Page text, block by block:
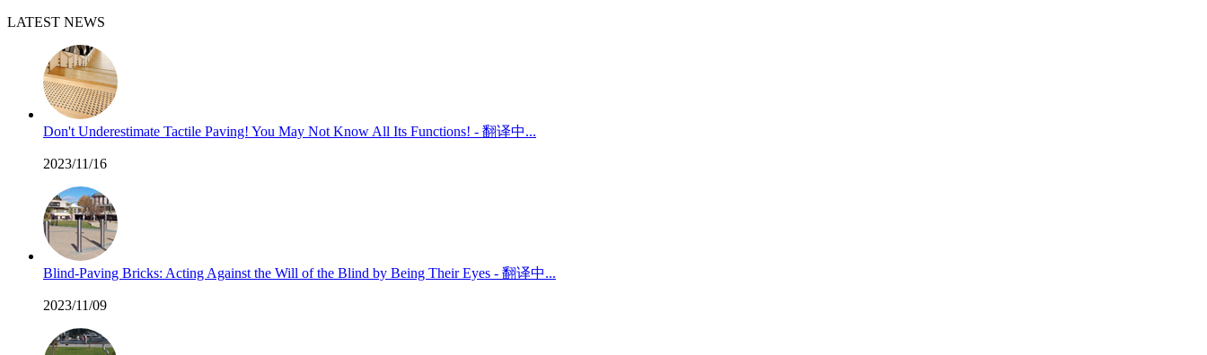
LATEST NEWS
Don't Underestimate Tactile Paving! You May Not Know All Its Functions! - 翻译中...
2023/11/16
Blind-Paving Bricks: Acting Against the Will of the Blind by Being Their Eyes - 翻译中...
2023/11/09